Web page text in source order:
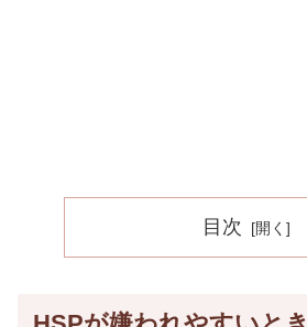
目次